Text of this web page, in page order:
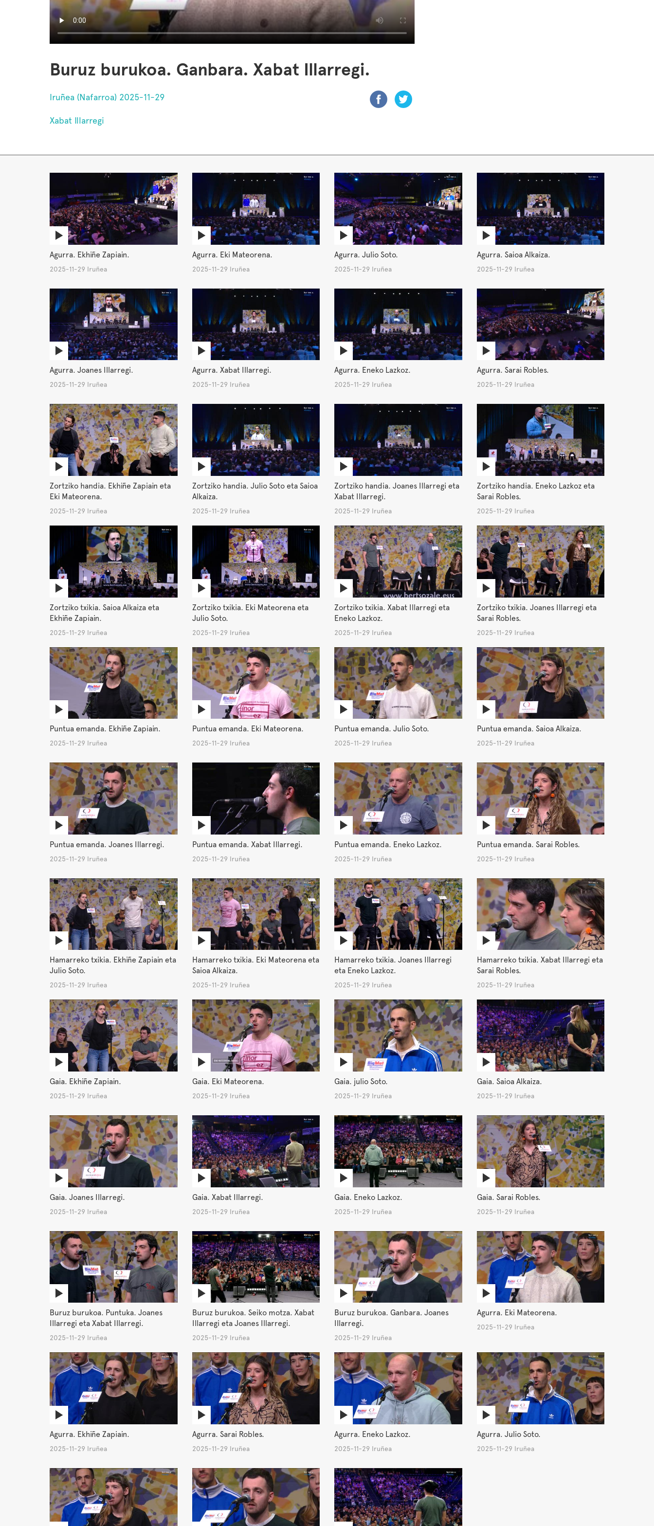
Buruz burukoa. Ganbara. Xabat Illarregi.
Iruñea (Nafarroa) 2025-11-29
Xabat Illarregi
Agurra. Ekhiñe Zapiain.
2025-11-29 Iruñea
Agurra. Eki Mateorena.
2025-11-29 Iruñea
Agurra. Julio Soto.
2025-11-29 Iruñea
Agurra. Saioa Alkaiza.
2025-11-29 Iruñea
Agurra. Joanes Illarregi.
2025-11-29 Iruñea
Agurra. Xabat Illarregi.
2025-11-29 Iruñea
Agurra. Eneko Lazkoz.
2025-11-29 Iruñea
Agurra. Sarai Robles.
2025-11-29 Iruñea
Zortziko handia. Ekhiñe Zapiain eta
Eki Mateorena.
2025-11-29 Iruñea
Zortziko handia. Julio Soto eta Saioa
Alkaiza.
2025-11-29 Iruñea
Zortziko handia. Joanes Illarregi eta
Xabat Illarregi.
2025-11-29 Iruñea
Zortziko handia. Eneko Lazkoz eta
Sarai Robles.
2025-11-29 Iruñea
Zortziko txikia. Saioa Alkaiza eta
Ekhiñe Zapiain.
2025-11-29 Iruñea
Zortziko txikia. Eki Mateorena eta
Julio Soto.
2025-11-29 Iruñea
Zortziko txikia. Xabat Illarregi eta
Eneko Lazkoz.
2025-11-29 Iruñea
Zortziko txikia. Joanes Illarregi eta
Sarai Robles.
2025-11-29 Iruñea
Puntua emanda. Ekhiñe Zapiain.
2025-11-29 Iruñea
Puntua emanda. Eki Mateorena.
2025-11-29 Iruñea
Puntua emanda. Julio Soto.
2025-11-29 Iruñea
Puntua emanda. Saioa Alkaiza.
2025-11-29 Iruñea
Puntua emanda. Joanes Illarregi.
2025-11-29 Iruñea
Puntua emanda. Xabat Illarregi.
2025-11-29 Iruñea
Puntua emanda. Eneko Lazkoz.
2025-11-29 Iruñea
Puntua emanda. Sarai Robles.
2025-11-29 Iruñea
Hamarreko txikia. Ekhiñe Zapiain eta
Julio Soto.
2025-11-29 Iruñea
Hamarreko txikia. Eki Mateorena eta
Saioa Alkaiza.
2025-11-29 Iruñea
Hamarreko txikia. Joanes Illarregi
eta Eneko Lazkoz.
2025-11-29 Iruñea
Hamarreko txikia. Xabat Illarregi eta
Sarai Robles.
2025-11-29 Iruñea
Gaia. Ekhiñe Zapiain.
2025-11-29 Iruñea
Gaia. Eki Mateorena.
2025-11-29 Iruñea
Gaia. julio Soto.
2025-11-29 Iruñea
Gaia. Saioa Alkaiza.
2025-11-29 Iruñea
Gaia. Joanes Illarregi.
2025-11-29 Iruñea
Gaia. Xabat Illarregi.
2025-11-29 Iruñea
Gaia. Eneko Lazkoz.
2025-11-29 Iruñea
Gaia. Sarai Robles.
2025-11-29 Iruñea
Buruz burukoa. Puntuka. Joanes
Illarregi eta Xabat Illarregi.
2025-11-29 Iruñea
Buruz burukoa. Seiko motza. Xabat
Illarregi eta Joanes Illarregi.
2025-11-29 Iruñea
Buruz burukoa. Ganbara. Joanes
Illarregi.
2025-11-29 Iruñea
Agurra. Eki Mateorena.
2025-11-29 Iruñea
Agurra. Ekhiñe Zapiain.
2025-11-29 Iruñea
Agurra. Sarai Robles.
2025-11-29 Iruñea
Agurra. Eneko Lazkoz.
2025-11-29 Iruñea
Agurra. Julio Soto.
2025-11-29 Iruñea